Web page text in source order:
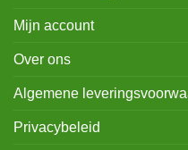
Mijn account
Over ons
Algemene
Privacybeleid